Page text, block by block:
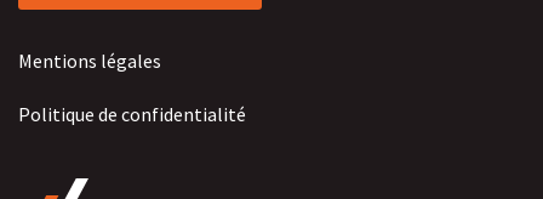
Mentions légales
Politique de confidentialité